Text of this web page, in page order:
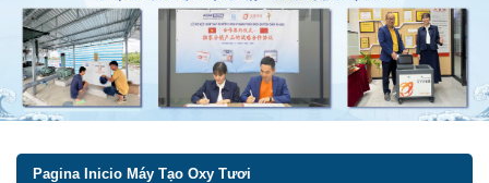
Pagina Inicio Máy Tạo Oxy Tươi